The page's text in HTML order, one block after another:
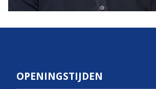
OPENINGSTIJDEN